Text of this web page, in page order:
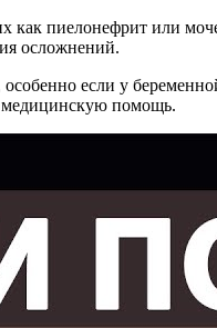
пиелонефрит или
осложнений.
если у
медицинскую помощь.